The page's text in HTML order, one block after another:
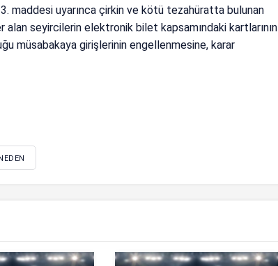
maddesi uyarınca çirkin ve kötü tezahüratta bulunan
seyircilerin elektronik bilet kapsamındaki kartlarının
müsabakaya girişlerinin engellenmesine, karar